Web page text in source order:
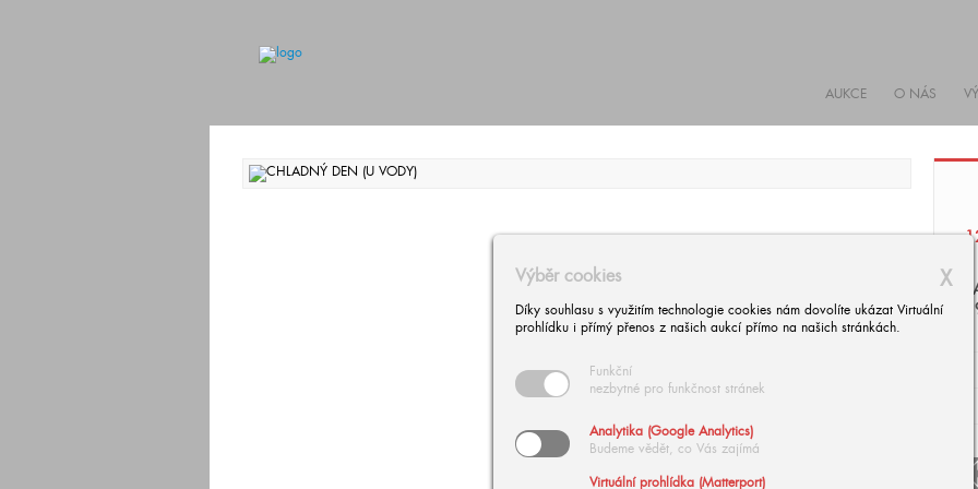
AUKCE O NÁS
X
Výběr cookies
Díky souhlasu s využitím technologie cookies nám dovolíte ukázat Virtuální
prohlídku i přímý přenos z našich aukcí přímo na našich stránkách.
Funkční
nezbytné pro funkčnost stránek
Analytika (Google Analytics)
Budeme vědět, co Vás zajímá
Virtuální prohlídka (Matterport)